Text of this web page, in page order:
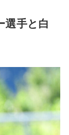
選手と白